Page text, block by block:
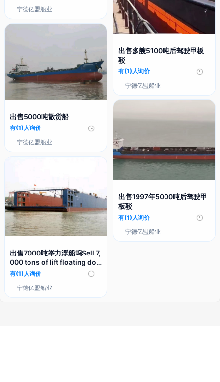
宁德亿盟船业
出售5000吨散货船
有(1)人询价
宁德亿盟船业
出售7000吨举力浮船坞Sell 7,
000 tons of lift floating doc
k
有(1)人询价
宁德亿盟船业
出售多艘5100吨后驾驶甲板
驳
有(1)人询价
宁德亿盟船业
出售1997年5000吨后驾驶甲
板驳
有(1)人询价
宁德亿盟船业